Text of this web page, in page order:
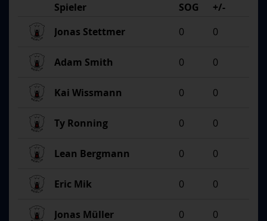
Spieler SOG
+/-
Jonas Stettmer
0 0
Adam Smith 0 0
Kai Wissmann 0 0
Ty Ronning 0 0
Lean Bergmann 0 0
Eric Mik 0 0
Jonas Müller 0 0